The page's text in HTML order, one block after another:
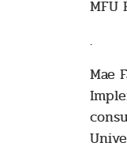
MFU
.
Mae